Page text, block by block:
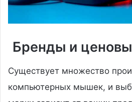
Бренды и
Существует множество
компьютерных мышек, и